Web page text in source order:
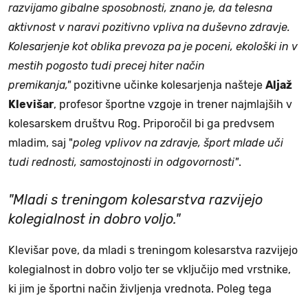
razvijamo gibalne sposobnosti, znano je, da telesna
aktivnost v naravi pozitivno vpliva na duševno zdravje.
Kolesarjenje kot oblika prevoza pa je poceni, ekološki in v
mestih pogosto tudi precej hiter način
premikanja,"pozitivne učinke kolesarjenja našteje Aljaž
Klevišar, profesor športne vzgoje in trener najmlajših v
kolesarskem društvu Rog. Priporočil bi ga predvsem
mladim, saj "poleg vplivov na zdravje, šport mlade uči
tudi rednosti, samostojnosti in odgovornosti".
"Mladi s treningom kolesarstva razvijejo
kolegialnost in dobro voljo."
Klevišar pove, da mladi s treningom kolesarstva razvijejo
kolegialnost in dobro voljo ter se vključijo med vrstnike,
ki jim je športni način življenja vrednota. Poleg tega